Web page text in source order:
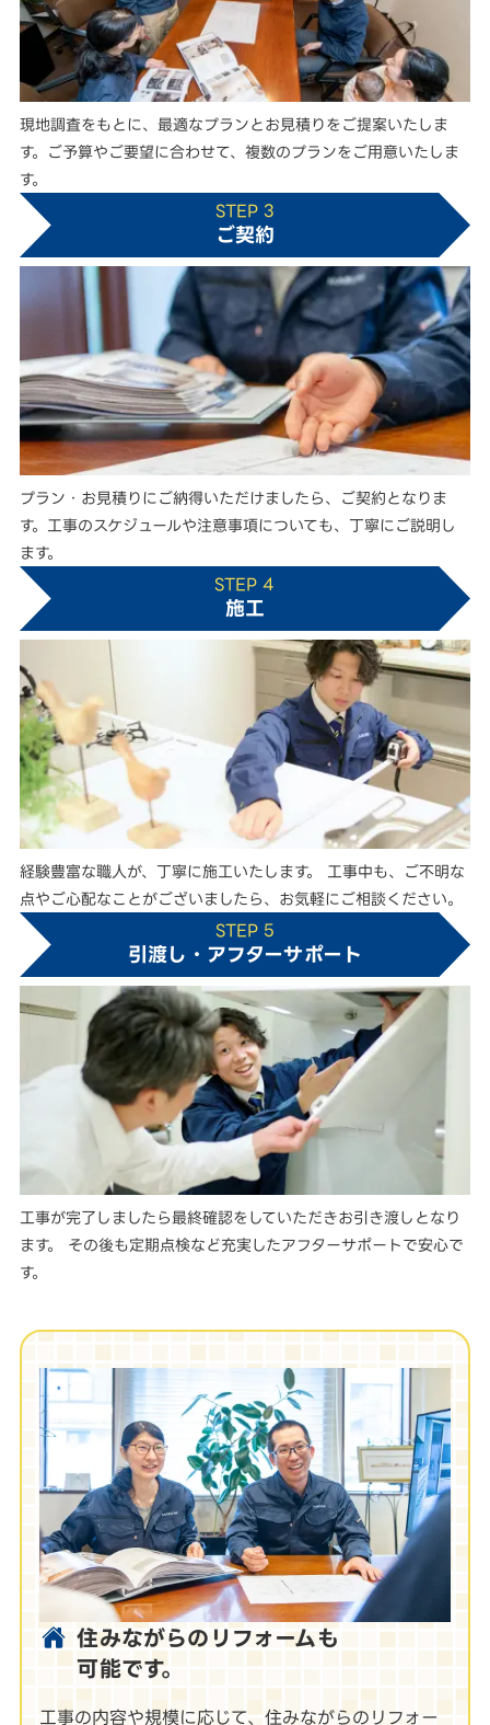
現地調査をもとに、最適なプランとお見積りをご提案いたしま
す。ご予算やご要望に合わせて、複数のプランをご用意いたしま
す。
STEP 3
ご契約
プラン・お見積りにご納得いただけましたら、ご契約となりま
す。工事のスケジュールや注意事項についても、丁寧にご説明し
ます。
STEP 4
施工
経験豊富な職人が、丁寧に施工いたします。 工事中も、ご不明な
点やご心配なことがございましたら、お気軽にご相談ください。
STEP 5
引渡し・アフターサポート
工事が完了しましたら最終確認をしていただきお引き渡しとなり
ます。 その後も定期点検など充実したアフターサポートで安心で
す。
住みながらのリフォームも
可能です。
工事の内容や規模に応じて、住みながらのリフォー